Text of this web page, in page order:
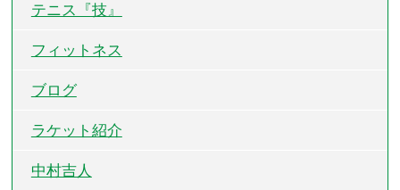
テニス『技』
フィットネス
ブログ
ラケット紹介
中村吉人